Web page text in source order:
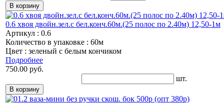
0.6 хвоя двойн.зел.с бел.конч.60м.(25 полос по 2.40м) 12,50-1м
Артикул : 0.6
Количество в упаковке : 60м
Цвет : зеленый с белым кончиком
Подробнее
750.00 руб.
шт.